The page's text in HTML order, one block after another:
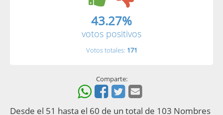
43.27%
votos positivos
Votos totales: 171
Comparte:
Desde el 51 hasta el 60 de un total de 103 Nombres